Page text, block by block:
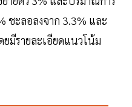
ชะลอลงจาก 3.3% และ
มีรายละเอียดแนวโน้ม